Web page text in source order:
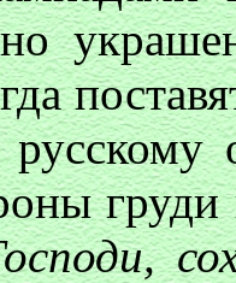
русскому